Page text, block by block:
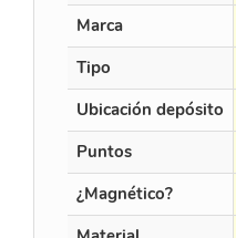
Marca
Tipo
Ubicación depósito
Puntos
¿Magnético?